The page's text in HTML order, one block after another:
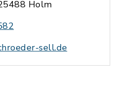
Holm
sell.de